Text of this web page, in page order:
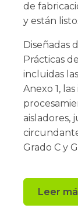
de
y están
Diseñadas
Prácticas
incluidas
Anexo 1,
aisladores,
Grado C y
Leer